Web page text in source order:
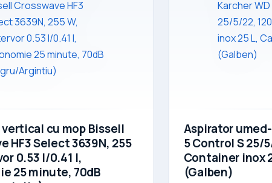
cu mop Bissell
HF3 Select 3639N, 255
0.53 l/0.41 l,
25 minute, 70dB
Aspirator
5 Control S 25/
Container inox
(Galben)